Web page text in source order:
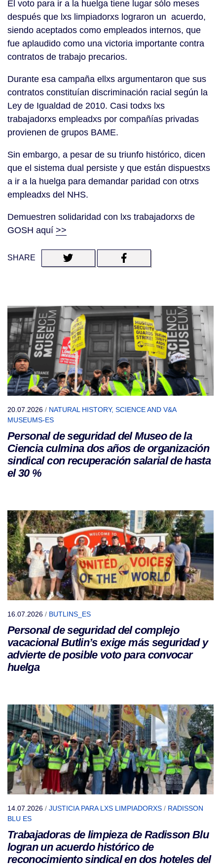
El voto para ir a la huelga tiene lugar sólo meses
después que lxs limpiadorxs lograron un acuerdo,
siendo aceptados como empleados internos, que
fue aplaudido como una victoria importante contra
contratos de trabajo precarios.
Durante esa campaña ellxs argumentaron que sus
contratos constituían discriminación racial según la
Ley de Igualdad de 2010. Casi todxs lxs
trabajadorxs empleadxs por compañías privadas
provienen de grupos BAME.
Sin embargo, a pesar de su triunfo histórico, dicen
que el sistema dual persiste y que están dispuestxs
a ir a la huelga para demandar paridad con otrxs
empleadxs del NHS.
Demuestren solidaridad con lxs trabajadorxs de
GOSH aquí >>
SHARE
20.07.2026 / NATURAL HISTORY, SCIENCE AND V&A
MUSEUMS-ES
Personal de seguridad del Museo de la
Ciencia culmina dos años de organización
sindical con recuperación salarial de hasta
el 30 %
16.07.2026 / BUTLINS_ES
Personal de seguridad del complejo
vacacional Butlin’s exige más seguridad y
advierte de posible voto para convocar
huelga
14.07.2026 / JUSTICIA PARA LXS LIMPIADORXS / RADISSON
BLU ES
Trabajadoras de limpieza de Radisson Blu
logran un acuerdo histórico de
reconocimiento sindical en dos hoteles del